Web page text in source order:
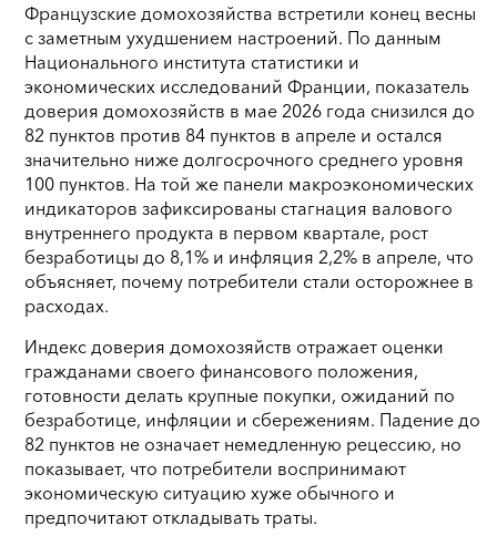
Французские домохозяйства встретили конец весны
с заметным ухудшением настроений. По данным
Национального института статистики и
экономических исследований Франции, показатель
доверия домохозяйств в мае 2026 года снизился до
82 пунктов против 84 пунктов в апреле и остался
значительно ниже долгосрочного среднего уровня
100 пунктов. На той же панели макроэкономических
индикаторов зафиксированы стагнация валового
внутреннего продукта в первом квартале, рост
безработицы до 8,1% и инфляция 2,2% в апреле, что
объясняет, почему потребители стали осторожнее в
расходах.
Индекс доверия домохозяйств отражает оценки
гражданами своего финансового положения,
готовности делать крупные покупки, ожиданий по
безработице, инфляции и сбережениям. Падение до
82 пунктов не означает немедленную рецессию, но
показывает, что потребители воспринимают
экономическую ситуацию хуже обычного и
предпочитают откладывать траты.